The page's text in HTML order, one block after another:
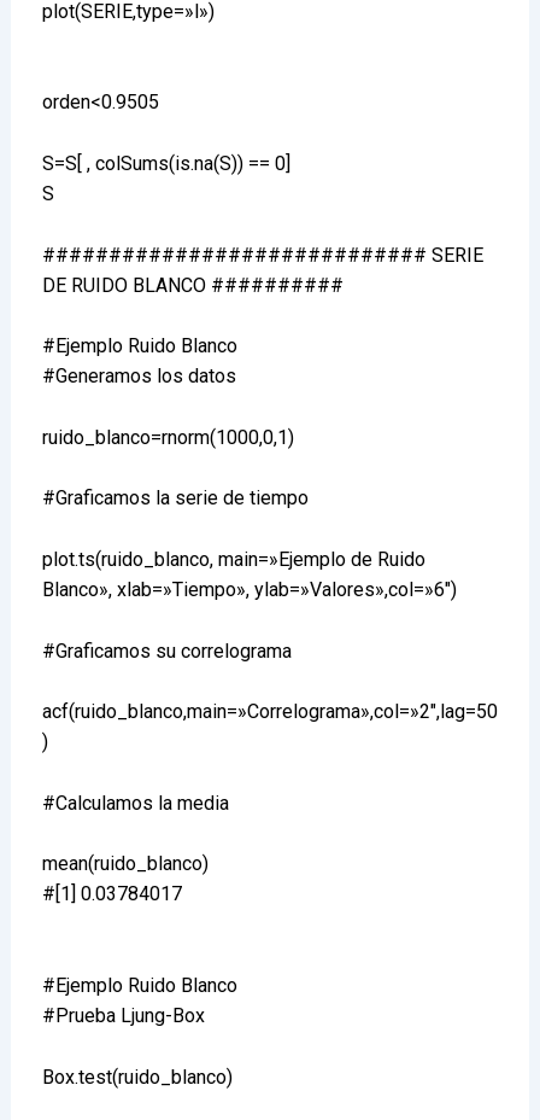
plot(SERIE,type=»l»)
orden<0.9505
S=S[ , colSums(is.na(S)) == 0]
S
############################# SERIE
DE RUIDO BLANCO ##########
#Ejemplo Ruido Blanco
#Generamos los datos
ruido_blanco=rnorm(1000,0,1)
#Graficamos la serie de tiempo
plot.ts(ruido_blanco, main=»Ejemplo de Ruido
Blanco», xlab=»Tiempo», ylab=»Valores»,col=»6″)
#Graficamos su correlograma
acf(ruido_blanco,main=»Correlograma»,col=»2″,lag=50
)
#Calculamos la media
mean(ruido_blanco)
#[1] 0.03784017
#Ejemplo Ruido Blanco
#Prueba Ljung-Box
Box.test(ruido_blanco)